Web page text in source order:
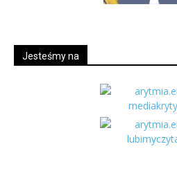
Jesteśmy na